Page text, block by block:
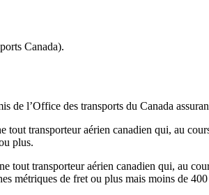
Canada).
de l’Office des transports du Canada
tout transporteur aérien canadien qui, au
plus.
tout transporteur aérien canadien qui, au
métriques de fret ou plus mais moins de